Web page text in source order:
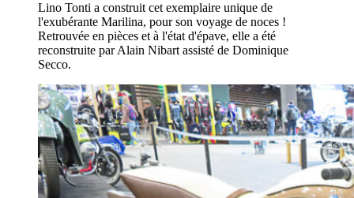
Lino Tonti a construit cet exemplaire unique de
l'exubérante Marilina, pour son voyage de noces !
Retrouvée en pièces et à l'état d'épave, elle a été
reconstruite par Alain Nibart assisté de Dominique
Secco.